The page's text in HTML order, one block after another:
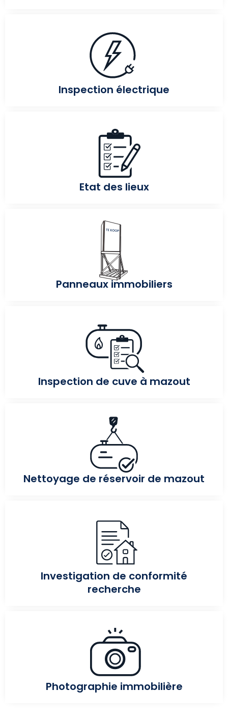
Inspection électrique
Etat des lieux
Panneaux immobiliers
Inspection de cuve à mazout
Nettoyage de réservoir de mazout
Investigation de conformité
recherche
Photographie immobilière